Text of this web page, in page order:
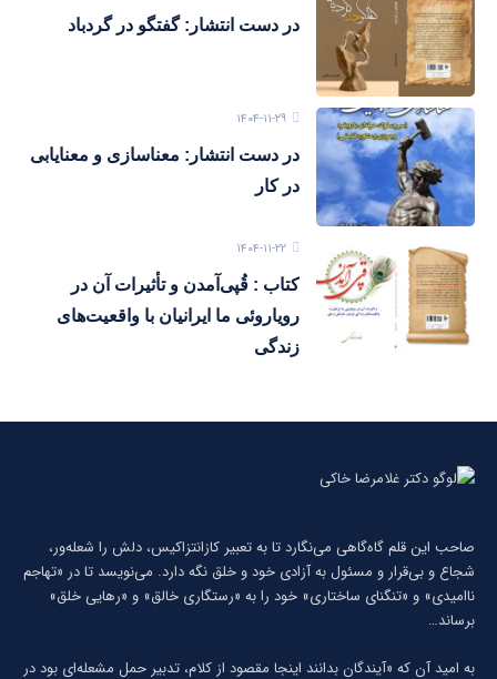
در دست انتشار: گفتگو در گردباد
۱۴۰۴-۱۱-۲۹
در دست انتشار: معناسازی و معنایابی
در کار
۱۴۰۴-۱۱-۲۲
کتاب : قُپی‌آمدن و تأثیرات آن در
رویاروئی ما ایرانیان با واقعیت‌های
زندگی
صاحب این قلم گاه‌گاهی می‌نگارد تا به تعبیر كازانتزاكیس، دلش را شعله‌ور،
شجاع و بی‌قرار و مسئول به آزادی خود و خلق نگه دارد. می‌نویسد تا در «تهاجم
ناامیدی» و «تنگنای ساختاری» خود را به «رستگاری خالق» و «رهایی خلق»
برساند…
به امید آن که «آیندگان بدانند اینجا مقصود از کلام، تدبیر حمل مشعله‌ای بود در